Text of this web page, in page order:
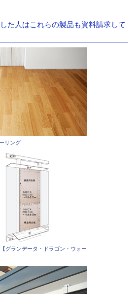
た人はこれらの製品も資料請求して
リング
グランデータ・ドラゴン・ウォー